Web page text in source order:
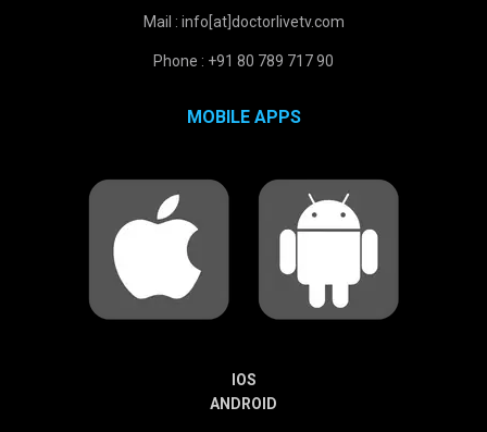
Mail : info[at]doctorlivetv.com
Phone : +91 80 789 717 90
MOBILE APPS
IOS
ANDROID